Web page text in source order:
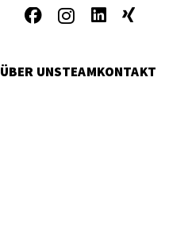
ÜBER UNSTEAMKONTAKT